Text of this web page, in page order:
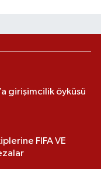
girişimcilik öyküsü
FIFA VE